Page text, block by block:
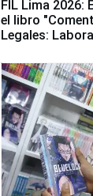
FIL Lima 2026:
el libro
Legales: